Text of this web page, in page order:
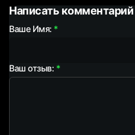
Написать комментарий
Ваше Имя:
Ваш отзыв: